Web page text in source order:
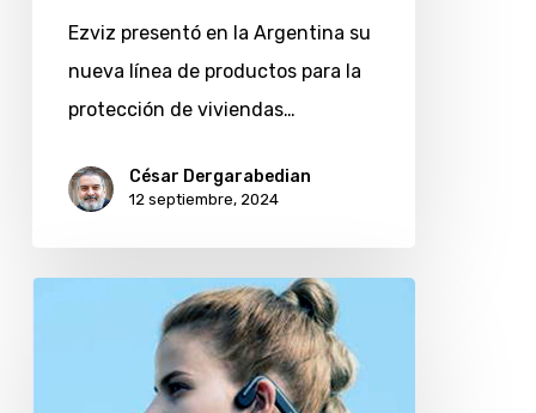
Ezviz presentó en la Argentina su
nueva línea de productos para la
protección de viviendas…
César Dergarabedian
12 septiembre, 2024